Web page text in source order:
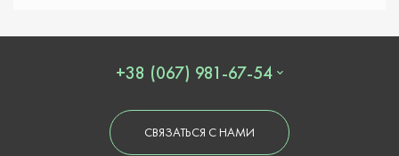
+38 (067) 981-67-54
СВЯЗАТЬСЯ С НАМИ